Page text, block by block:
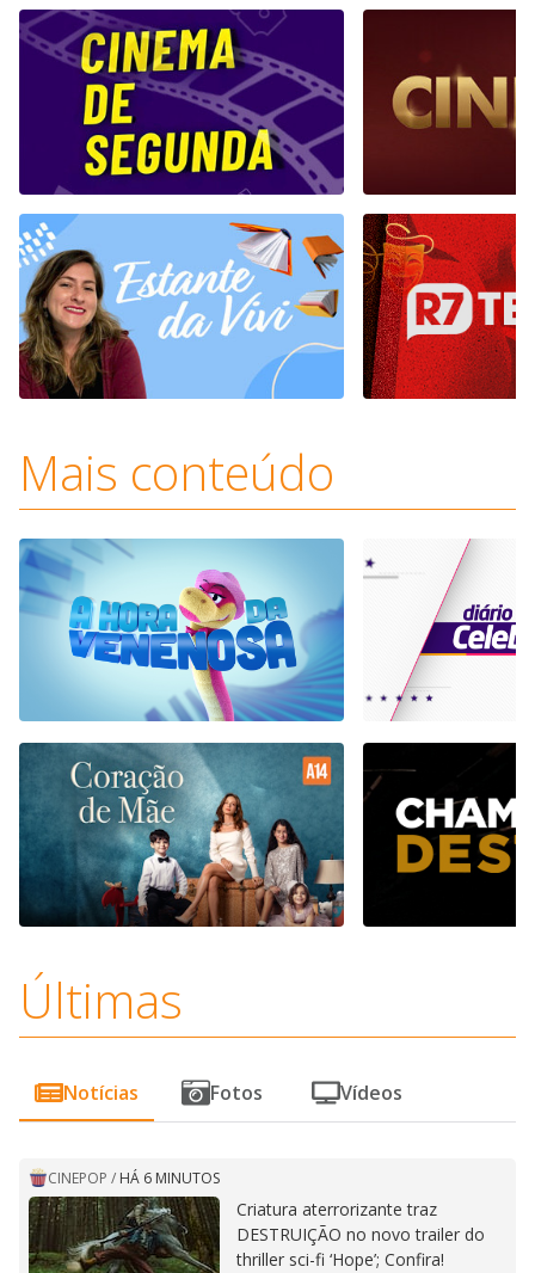
Mais conteúdo
Últimas
Notícias Fotos Vídeos
CINEPOP / HÁ 6 MINUTOS
Criatura aterrorizante traz
DESTRUIÇÃO no novo trailer do
thriller sci-fi ‘Hope’; Confira!